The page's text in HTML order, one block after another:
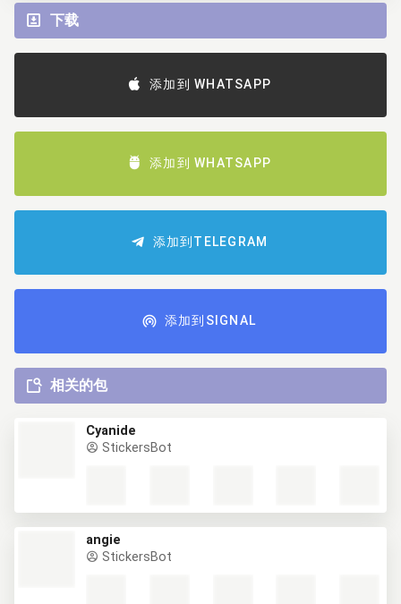
下载
添加到 WHATSAPP
添加到 WHATSAPP
添加到TELEGRAM
添加到SIGNAL
相关的包
Cyanide
StickersBot
angie
StickersBot